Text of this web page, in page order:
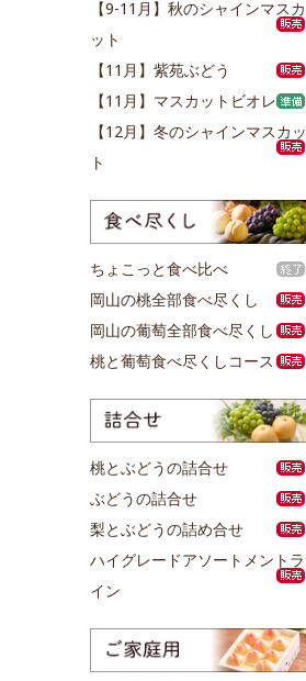
【9-11月】秋のシャインマスカ
ット
【11月】紫苑ぶどう
【11月】マスカットビオレ
【12月】冬のシャインマスカッ
ト
ちょこっと食べ比べ
岡山の桃全部食べ尽くし
岡山の葡萄全部食べ尽くし
桃と葡萄食べ尽くしコース
桃とぶどうの詰合せ
ぶどうの詰合せ
梨とぶどうの詰め合せ
ハイグレードアソートメントラ
イン